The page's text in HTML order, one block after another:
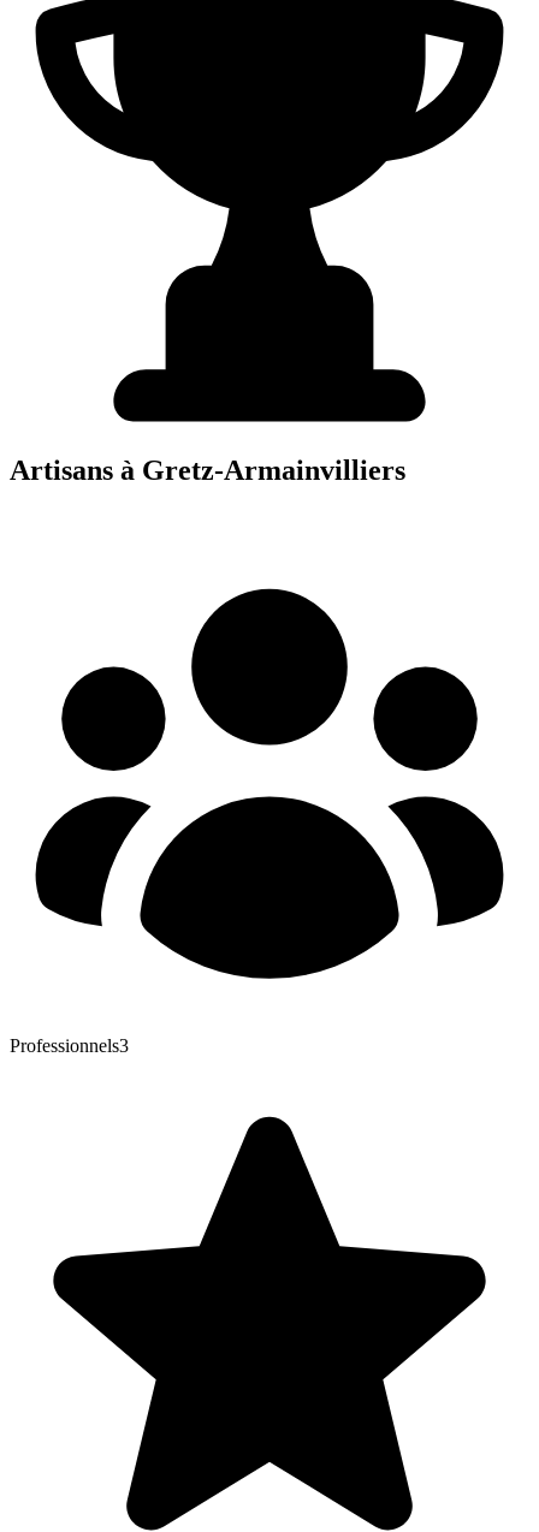
Artisans à Gretz-Armainvilliers
Professionnels3